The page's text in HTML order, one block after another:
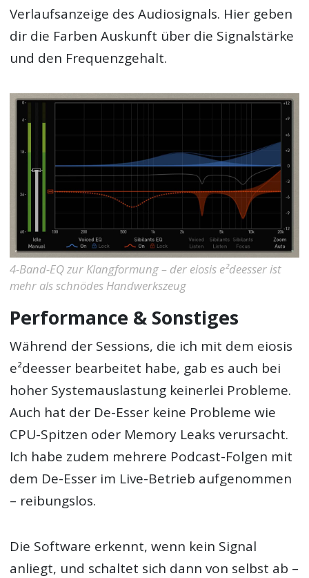
Verlaufsanzeige des Audiosignals. Hier geben
dir die Farben Auskunft über die Signalstärke
und den Frequenzgehalt.
4-Band-EQ zur Klangformung – der eiosis e²deesser ist
mehr als schnödes Handwerkszeug
Performance & Sonstiges
Während der Sessions, die ich mit dem eiosis
e²deesser bearbeitet habe, gab es auch bei
hoher Systemauslastung keinerlei Probleme.
Auch hat der De-Esser keine Probleme wie
CPU-Spitzen oder Memory Leaks verursacht.
Ich habe zudem mehrere Podcast-Folgen mit
dem De-Esser im Live-Betrieb aufgenommen
– reibungslos.
Die Software erkennt, wenn kein Signal
anliegt, und schaltet sich dann von selbst ab –